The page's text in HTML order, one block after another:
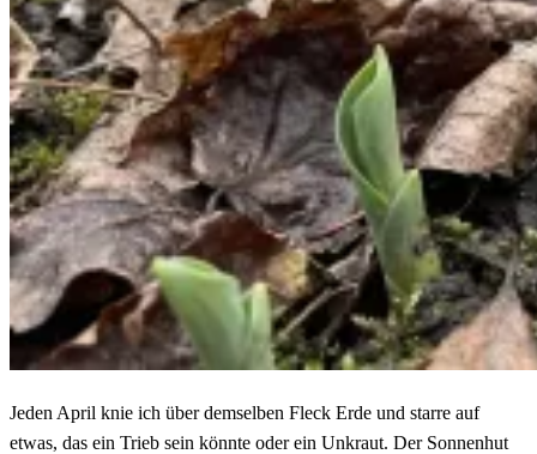
Jeden April knie ich über demselben Fleck Erde und starre auf
etwas, das ein Trieb sein könnte oder ein Unkraut. Der Sonnenhut